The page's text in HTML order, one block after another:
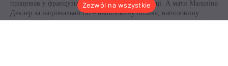
Zezwól na wszystkie